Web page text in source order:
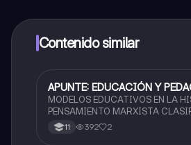
a determinadas funciones.
Contenido similar
Sociales/Historia
APUNTE: EDUCACIÓN Y
MODELOS EDUCATIVOS EN LA
PENSAMIENTO MARXISTA
LOS MODELOS PEDAGÓGICOS
11 392 2